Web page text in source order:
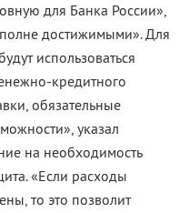
для Банка России»,
достижимыми». Для
использоваться
кредитного
обязательные
указал
на необходимость
«Если расходы
то это позволит